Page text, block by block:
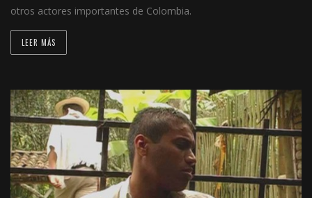
otros actores importantes de Colombia.
LEER MÁS